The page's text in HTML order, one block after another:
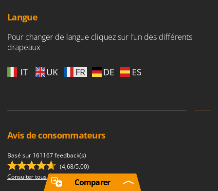
Langue
Pour changer de langue cliquez sur l’un des différents
drapeaux
IT UK FR DE ES
Avis de consommateurs
Basé sur 161167 feedback(s)
(4,68/5.00)
Consulter tous les avis
Comparer